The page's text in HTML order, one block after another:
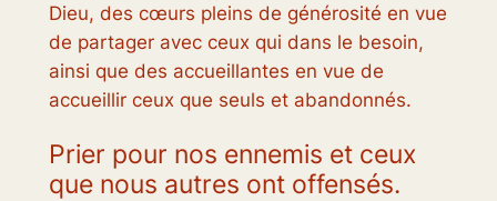
Dieu, des cœurs pleins de générosité en vue
de partager avec ceux qui dans le besoin,
ainsi que des accueillantes en vue de
accueillir ceux que seuls et abandonnés.
Prier pour nos ennemis et ceux
que nous autres ont offensés.